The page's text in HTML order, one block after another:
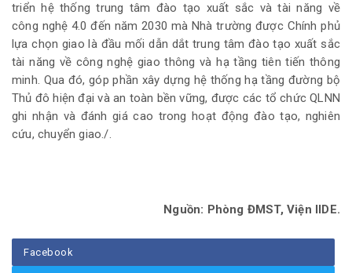
triển hệ thống trung tâm đào tạo xuất sắc và tài năng về
công nghệ 4.0 đến năm 2030 mà Nhà trường được Chính phủ
lựa chọn giao là đầu mối dẫn dắt trung tâm đào tạo xuất sắc
tài năng về công nghệ giao thông và hạ tầng tiên tiến thông
minh. Qua đó, góp phần xây dựng hệ thống hạ tầng đường bộ
Thủ đô hiện đại và an toàn bền vững, được các tổ chức QLNN
ghi nhận và đánh giá cao trong hoạt động đào tạo, nghiên
cứu, chuyển giao./.
Nguồn: Phòng ĐMST, Viện IIDE.
Facebook